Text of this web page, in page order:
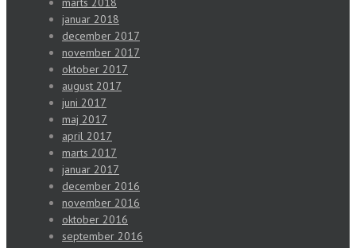
januar 2018
december 2017
november 2017
oktober 2017
august 2017
juni 2017
maj 2017
april 2017
marts 2017
januar 2017
december 2016
november 2016
oktober 2016
september 2016